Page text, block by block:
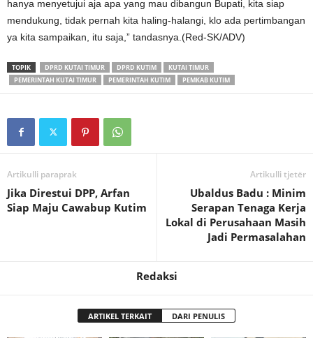
hanya menyetujui aja apa yang mau dibangun Bupati, kita siap
mendukung, tidak pernah kita haling-halangi, klo ada pertimbangan
ya kita sampaikan, itu saja,” tandasnya.(Red-SK/ADV)
TOPIK DPRD KUTAI TIMUR DPRD KUTIM
KUTAI TIMUR
PEMERINTAH KUTAI TIMUR
PEMERINTAH KUTIM PEMKAB KUTIM
Artikulli paraprak
Jika Direstui DPP, Arfan
Siap Maju Cawabup Kutim
Artikulli tjetër
Ubaldus Badu : Minim
Serapan Tenaga Kerja
Lokal di Perusahaan Masih
Jadi Permasalahan
Redaksi
ARTIKEL TERKAIT DARI PENULIS